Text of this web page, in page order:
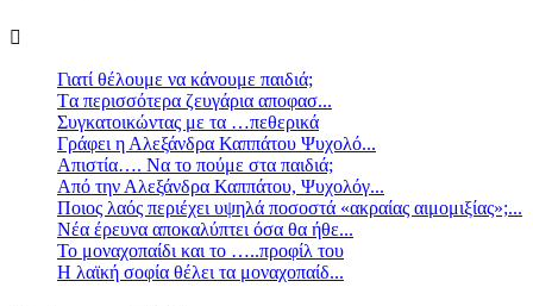
Γιατί θέλουμε να κάνουμε παιδιά;
Tα περισσότερα ζευγάρια αποφασ...
Συγκατοικώντας με τα …πεθερικά
Γράφει η Αλεξάνδρα Καππάτου Ψυχολό...
Απιστία…. Να το πούμε στα παιδιά;
Από την Αλεξάνδρα Καππάτου, Ψυχολόγ...
Ποιος λαός περιέχει υψηλά ποσοστά «ακραίας αιμομιξίας»;...
Νέα έρευνα αποκαλύπτει όσα θα ήθε...
Το μοναχοπαίδι και το …..προφίλ του
Η λαϊκή σοφία θέλει τα μοναχοπαίδ...